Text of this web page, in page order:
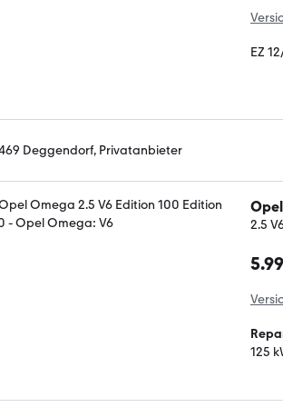
EZ
Deggendorf, Privatanbieter
2.5
125